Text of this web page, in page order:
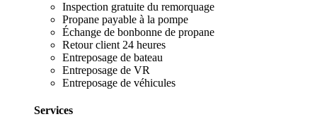
Inspection gratuite du remorquage
Propane payable à la pompe
Échange de bonbonne de propane
Retour client 24 heures
Entreposage de bateau
Entreposage de VR
Entreposage de véhicules
Services